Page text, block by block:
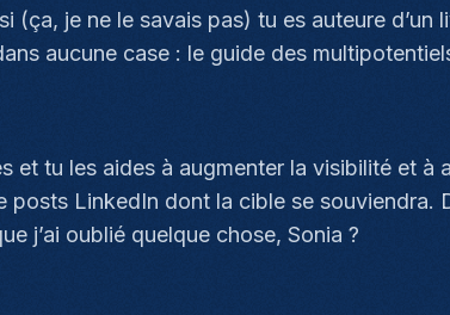
je ne le savais pas) tu es auteure d’un
aucune case : le guide des
et tu les aides à augmenter la visibilité et à
posts LinkedIn dont la cible se souviendra.
j’ai oublié quelque chose, Sonia ?